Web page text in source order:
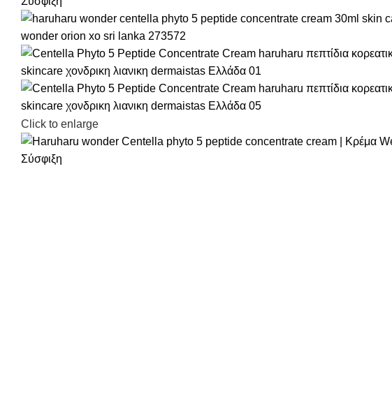
Click to enlarge